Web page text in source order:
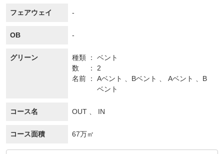
フェアウェイ -
OB -
グリーン 種類
ベント
数
2
名前
Aベント 、Bベント 、 Aベント 、B
ベント
コース名 OUT 、 IN
コース面積 67万㎡